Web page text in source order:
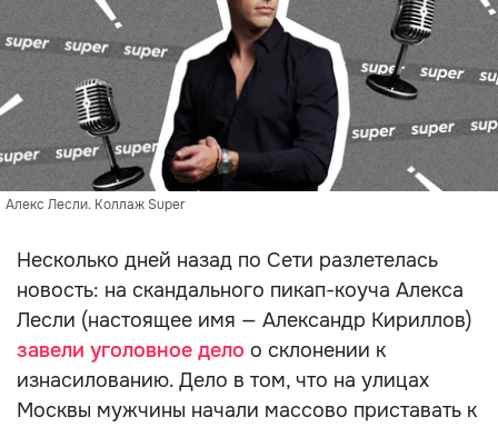
Алекс Лесли. Коллаж Super
Несколько дней назад по Сети разлетелась
новость: на скандального пикап-коуча Алекса
Лесли (настоящее имя — Александр Кириллов)
завели уголовное дело о склонении к
изнасилованию. Дело в том, что на улицах
Москвы мужчины начали массово приставать к